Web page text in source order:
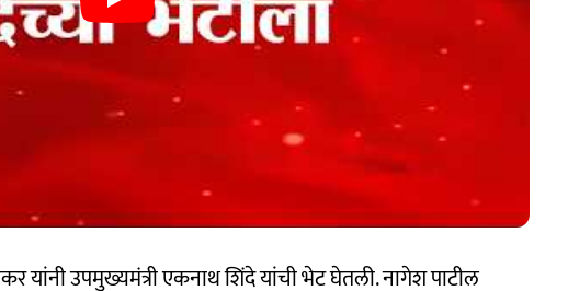
यांनी उपमुख्यमंत्री एकनाथ शिंदे यांची भेट घेतली. नागेश पाटील